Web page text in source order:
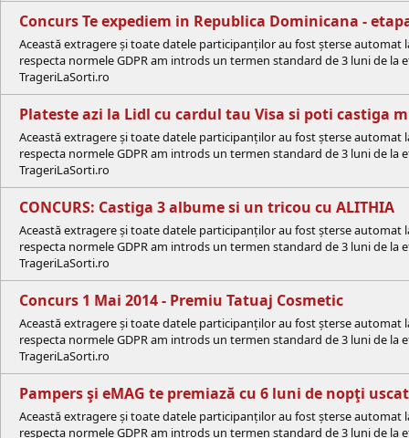
Concurs Te expediem in Republica Dominicana -
Această extragere și toate datele participanților au fost șterse
respecta normele GDPR am introds un termen standard de 3 luni de
TrageriLaSorti.ro
Plateste azi la Lidl cu cardul tau Visa si poti castiga
Această extragere și toate datele participanților au fost șterse
respecta normele GDPR am introds un termen standard de 3 luni de
TrageriLaSorti.ro
CONCURS: Castiga 3 albume si un tricou cu ALITHIA
Această extragere și toate datele participanților au fost șterse
respecta normele GDPR am introds un termen standard de 3 luni de
TrageriLaSorti.ro
Concurs 1 Mai 2014 - Premiu Tatuaj Cosmetic
Această extragere și toate datele participanților au fost șterse
respecta normele GDPR am introds un termen standard de 3 luni de
TrageriLaSorti.ro
Pampers şi eMAG te premiază cu 6 luni de nopţi
Această extragere și toate datele participanților au fost șterse
respecta normele GDPR am introds un termen standard de 3 luni de